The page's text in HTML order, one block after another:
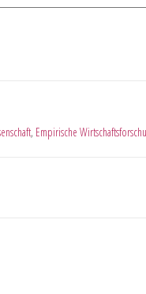
, Empirische